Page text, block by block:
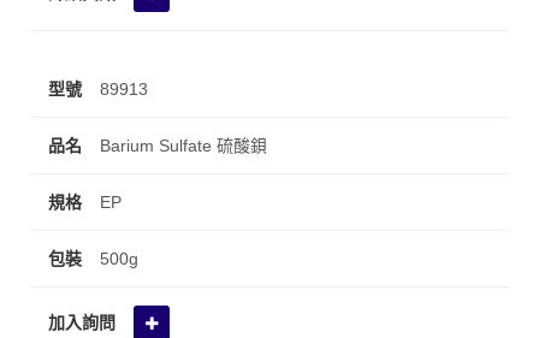
89913
Barium Sulfate 硫酸鋇
EP
500g